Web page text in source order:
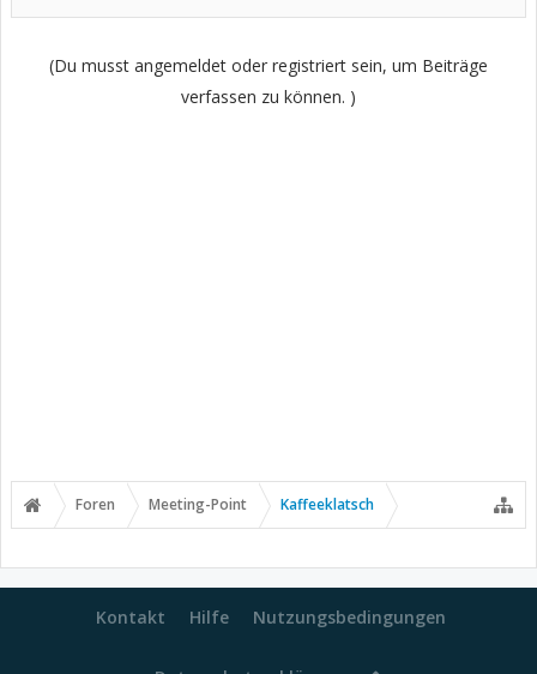
(Du musst angemeldet oder registriert sein, um Beiträge
verfassen zu können. )
Foren Meeting-Point Kaffeeklatsch
Kontakt Hilfe Nutzungsbedingungen